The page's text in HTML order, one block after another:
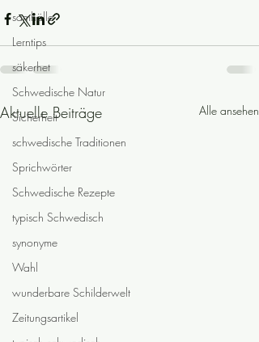
samhälle
Lerntips
säkerhet
Schwedische Natur
Sicherheit
schwedische Traditionen
Sprichwörter
Schwedische Rezepte
typisch Schwedisch
synonyme
Wahl
wunderbare Schilderwelt
Zeitungsartikel
Aktuelle Beiträge Alle ansehen